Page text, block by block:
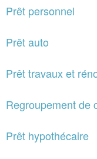
Prêt personnel
Prêt auto
Prêt travaux et
Regroupement de
Prêt hypothécaire